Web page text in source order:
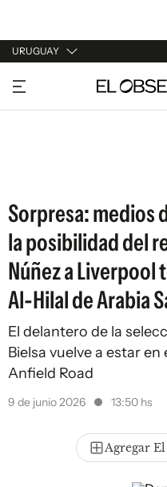
URUGUAY
URUGUAY
ARGENTINA
Sorpresa: medios
la posibilidad del
Núñez a
Al-Hilal de Arabia
El delantero de la
Bielsa vuelve a estar
Anfield Road
9 de junio 2026 13:50 hs
Agregar